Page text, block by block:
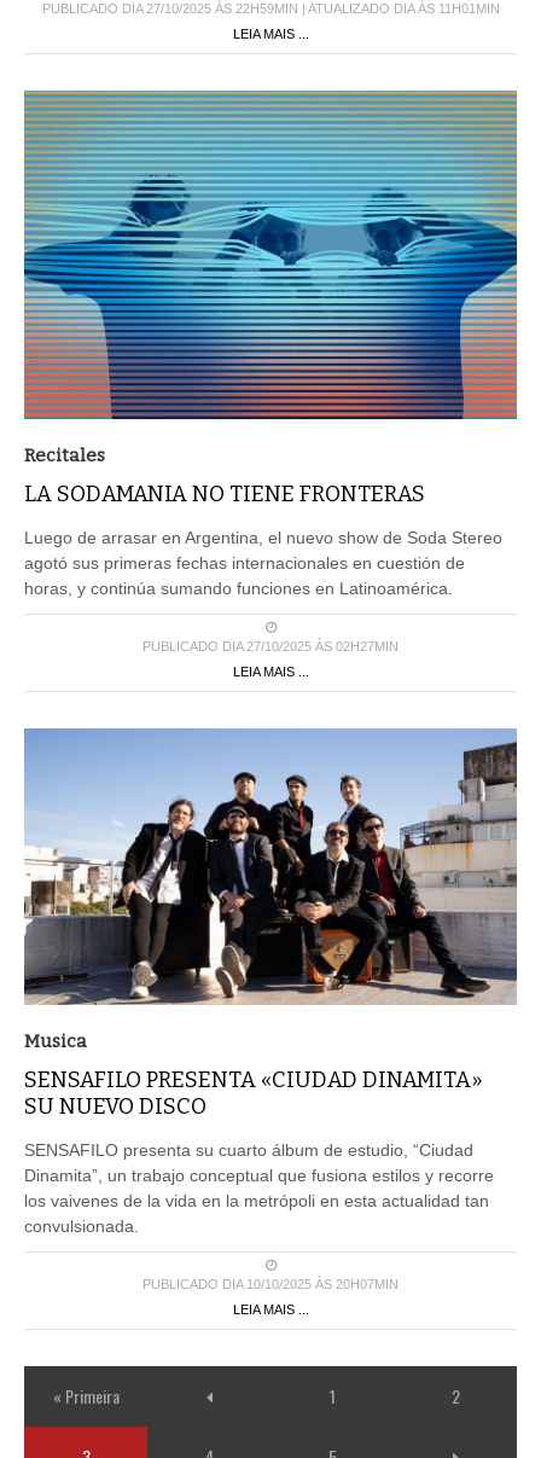
PUBLICADO DIA 27/10/2025 ÀS 22H59MIN | ATUALIZADO DIA ÀS 11H01MIN
LEIA MAIS ...
Recitales
LA SODAMANIA NO TIENE FRONTERAS
Luego de arrasar en Argentina, el nuevo show de Soda Stereo
agotó sus primeras fechas internacionales en cuestión de
horas, y continúa sumando funciones en Latinoamérica.
PUBLICADO DIA 27/10/2025 ÀS 02H27MIN
LEIA MAIS ...
Musica
SENSAFILO PRESENTA «CIUDAD DINAMITA»
SU NUEVO DISCO
SENSAFILO presenta su cuarto álbum de estudio, “Ciudad
Dinamita”, un trabajo conceptual que fusiona estilos y recorre
los vaivenes de la vida en la metrópoli en esta actualidad tan
convulsionada.
PUBLICADO DIA 10/10/2025 ÀS 20H07MIN
LEIA MAIS ...
« Primeira 1 2